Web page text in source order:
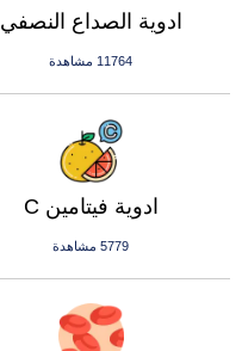
ادوية الصداع النصفي
11764 مشاهدة
ادوية فيتامين C
5779 مشاهدة